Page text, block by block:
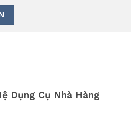
Dụng Cụ Nhà Hàng